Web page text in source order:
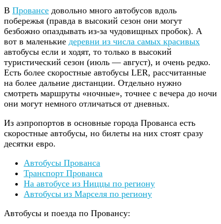
В Провансе довольно много автобусов вдоль
побережья (правда в высокий сезон они могут
безбожно опаздывать из-за чудовищных пробок). А
вот в маленькие деревни из числа самых красивых
автобусы если и ходят, то только в высокий
туристический сезон (июль — август), и очень редко.
Есть более скоростные автобусы LER, рассчитанные
на более дальние дистанции. Отдельно нужно
смотреть маршруты «ночные», точнее с вечера до ночи
они могут немного отличаться от дневных.
Из аэпропортов в основные города Прованса есть
скоростные автобусы, но билеты на них стоят сразу
десятки евро.
Автобусы Прованса
Транспорт Прованса
На автобусе из Ниццы по региону
Автобусы из Марселя по региону
Автобусы и поезда по Провансу: